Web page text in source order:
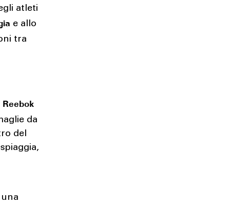
atleti
e allo
tra
da
del